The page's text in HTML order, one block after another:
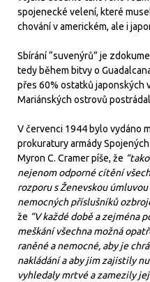
spojenecké velení, které
chování v americkém, ale i
Sbírání “suvenýrů” je
tedy během bitvy o
přes 60% ostatků japonských
Mariánských ostrovů
V červenci 1944 bylo vydáno
prokuratury armády
Myron C. Cramer píše, že
nejenom odporné cítění
rozporu s Ženevskou
nemocných příslušníků
že “V každé době a zejména
meškání všechna možná
raněné a nemocné, aby je
nakládání a aby jim zajistily
vyhledaly mrtvé a zamezily